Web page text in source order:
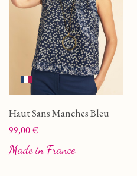
Haut Sans Manches Bleu
Prix
99,00 €
Made in France